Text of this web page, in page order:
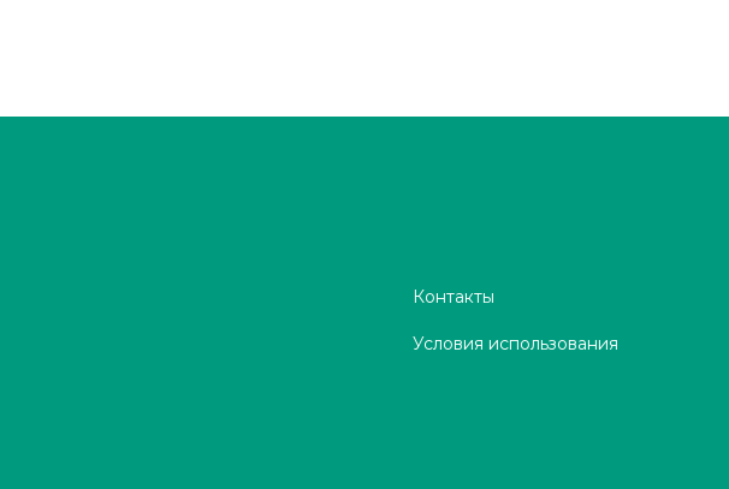
Контакты
Условия использования